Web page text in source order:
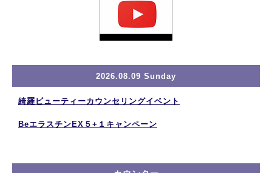
2026.08.09 Sunday
綺羅ビューティーカウンセリングイベント
BeエラスチンEX５+１キャンペーン